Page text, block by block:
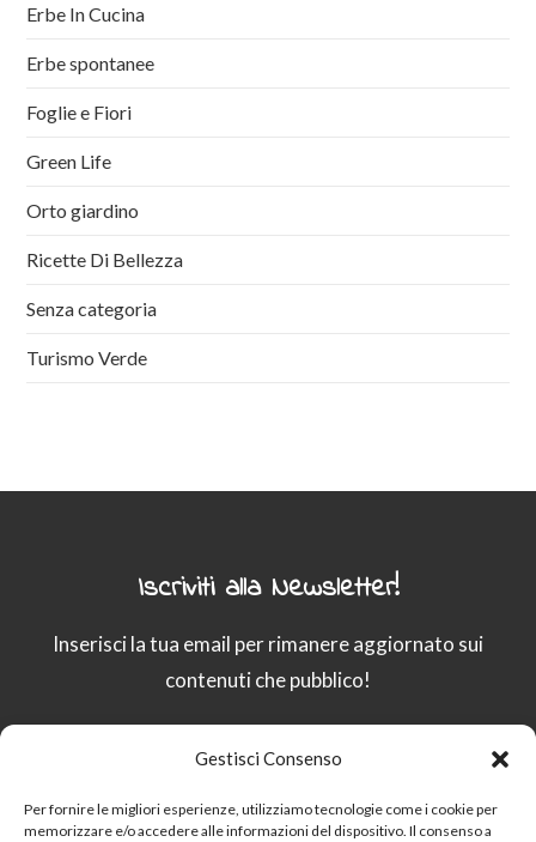
Gestisci Consenso
Per fornire le migliori esperienze, utilizziamo tecnologie come i cookie per
memorizzare e/o accedere alle informazioni del dispositivo. Il consenso a
Erbe In Cucina
Erbe spontanee
Foglie e Fiori
Green Life
Orto giardino
Ricette Di Bellezza
Senza categoria
Turismo Verde
Iscriviti alla Newsletter!
Inserisci la tua email per rimanere aggiornato sui
contenuti che pubblico!